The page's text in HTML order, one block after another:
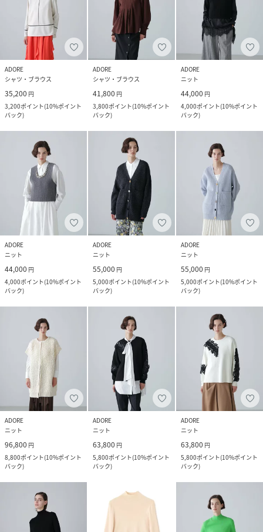
ADORE
シャツ・ブラウス
35,200 円
3,200ポイント(10%ポイント
バック)
ADORE
シャツ・ブラウス
41,800 円
3,800ポイント(10%ポイント
バック)
ADORE
ニット
44,000 円
4,000ポイント(10%ポイント
バック)
ADORE
ニット
44,000 円
4,000ポイント(10%ポイント
バック)
ADORE
ニット
55,000 円
5,000ポイント(10%ポイント
バック)
ADORE
ニット
55,000 円
5,000ポイント(10%ポイント
バック)
ADORE
ニット
96,800 円
8,800ポイント(10%ポイント
バック)
ADORE
ニット
63,800 円
5,800ポイント(10%ポイント
バック)
ADORE
ニット
63,800 円
5,800ポイント(10%ポイント
バック)